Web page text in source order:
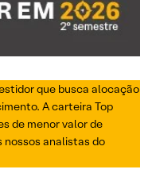
que busca alocação
A carteira Top
de menor valor de
nossos analistas do